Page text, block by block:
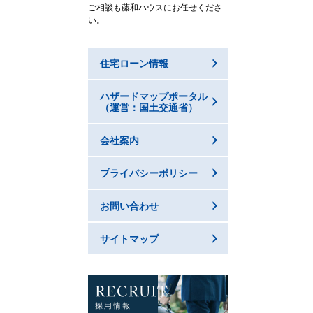
ご相談も藤和ハウスにお任せくださ
い。
住宅ローン情報
ハザードマップポータル
（運営：国土交通省）
会社案内
プライバシーポリシー
お問い合わせ
サイトマップ